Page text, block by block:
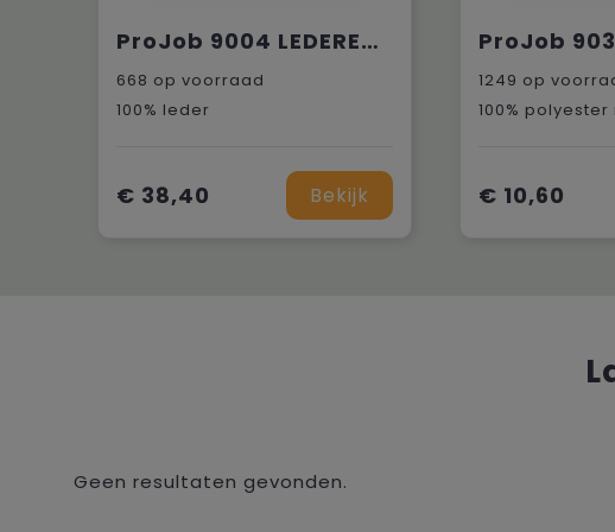
ProJob 9004 LEDEREN RIEM
668 op voorraad
100% leder
€ 38,40 Bekijk
1249 op
€ 10,60
Geen resultaten gevonden.